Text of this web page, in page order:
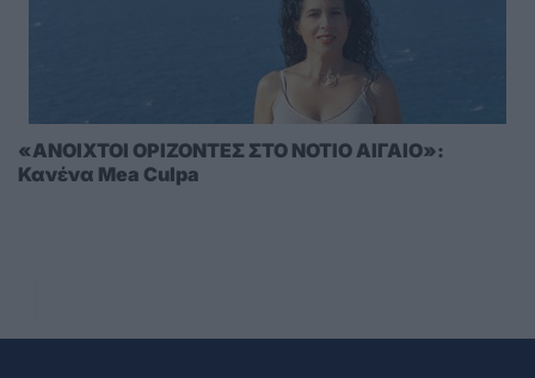
«ΑΝΟΙΧΤΟΙ ΟΡΙΖΟΝΤΕΣ ΣΤΟ ΝΟΤΙΟ ΑΙΓΑΙΟ»:
Κανένα Mea Culpa